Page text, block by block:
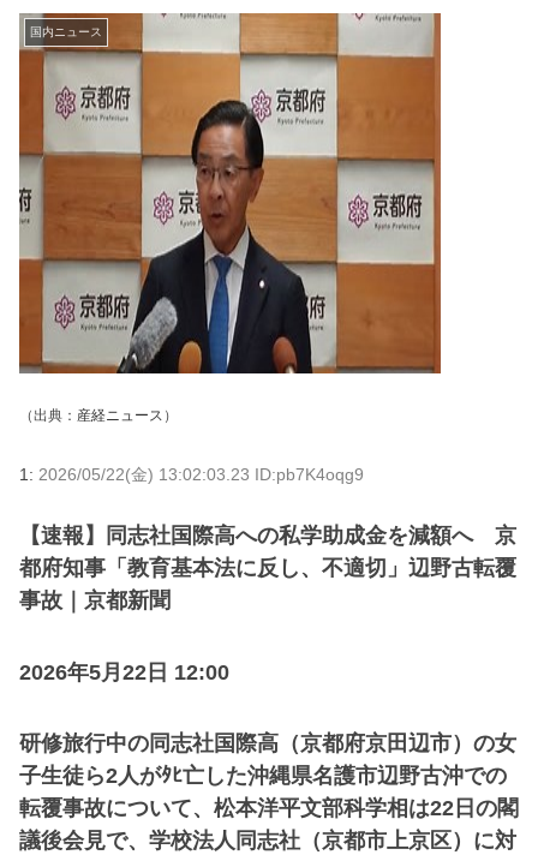
国内ニュース
（出典： 産経ニュース ）
1: 2026/05/22(金) 13:02:03.23 ID:pb7K4oqg9
【速報】同志社国際高への私学助成金を減額へ 京
都府知事「教育基本法に反し、不適切」辺野古転覆
事故｜京都新聞
2026年5月22日 12:00
研修旅行中の同志社国際高（京都府京田辺市）の女
子生徒ら2人がﾀﾋ亡した沖縄県名護市辺野古沖での
転覆事故について、松本洋平文部科学相は22日の閣
議後会見で、学校法人同志社（京都市上京区）に対